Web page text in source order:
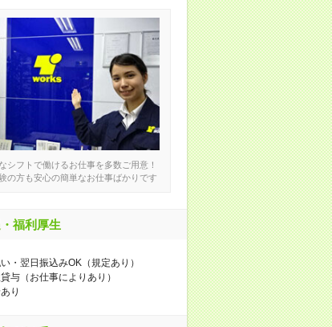
シフトで働けるお仕事を多数ご用意！
の方も安心の簡単なお仕事ばかりです
福利厚生
い・翌日振込みOK（規定あり）
貸与（お仕事によりあり）
り